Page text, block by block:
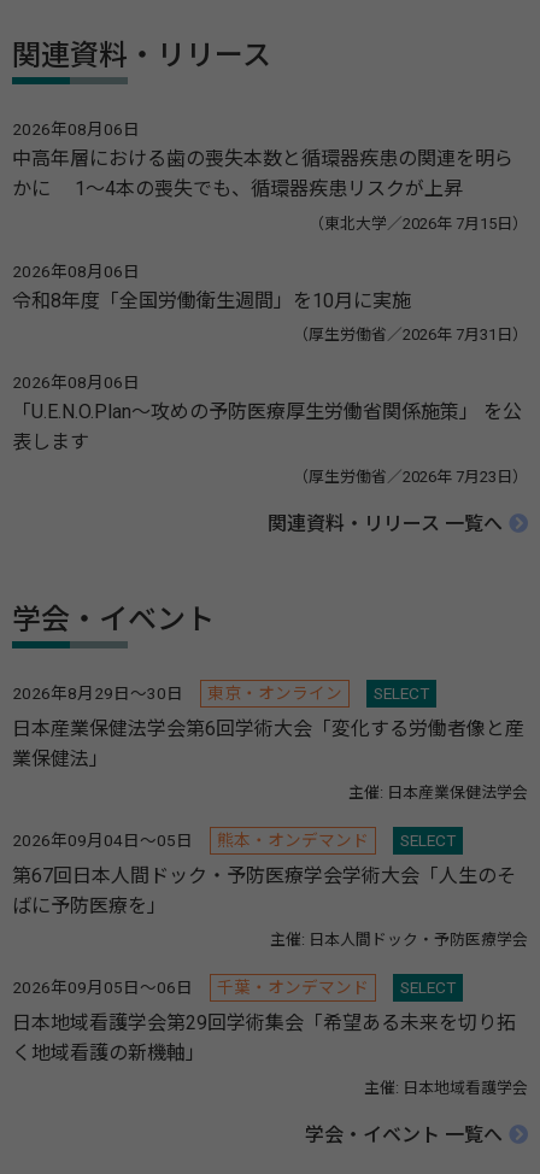
関連資料・リリース
2026年08月06日
中高年層における歯の喪失本数と循環器疾患の関連を明ら
かに 1～4本の喪失でも、循環器疾患リスクが上昇
（東北大学／2026年 7月15日）
2026年08月06日
令和8年度「全国労働衛生週間」を10月に実施
（厚生労働省／2026年 7月31日）
2026年08月06日
「U.E.N.O.Plan～攻めの予防医療厚生労働省関係施策」 を公
表します
（厚生労働省／2026年 7月23日）
関連資料・リリース 一覧へ
学会・イベント
2026年8月29日～30日 東京・オンライン SELECT
日本産業保健法学会第6回学術大会「変化する労働者像と産
業保健法」
主催: 日本産業保健法学会
2026年09月04日～05日 熊本・オンデマンド SELECT
第67回日本人間ドック・予防医療学会学術大会「人生のそ
ばに予防医療を」
主催: 日本人間ドック・予防医療学会
2026年09月05日～06日 千葉・オンデマンド SELECT
日本地域看護学会第29回学術集会「希望ある未来を切り拓
く地域看護の新機軸」
主催: 日本地域看護学会
学会・イベント 一覧へ